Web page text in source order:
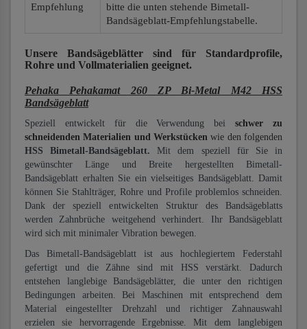
Empfehlung
bitte die unten stehende Bimetall-
Bandsägeblatt-Empfehlungstabelle.
Unsere Bandsägeblätter sind für Standardprofile,
Rohre und Vollmaterialien geeignet.
Pehaka Pehakamat 260 ZP Bi-Metal M42 HSS
Bandsägeblatt
Speziell entwickelt für die Verwendung beischwer zu
schneidenden Materialien und Werkstücken wie den folgenden
HSS Bimetall-Bandsägeblatt. Mit dem speziell für Sie in
gewünschter Länge und Breite hergestellten Bimetall-
Bandsägeblatt erhalten Sie ein vielseitiges Bandsägeblatt. Damit
können Sie Stahlträger, Rohre und Profile problemlos schneiden.
Dank der speziell entwickelten Struktur des Bandsägeblatts
werden Zahnbrüche weitgehend verhindert. Ihr Bandsägeblatt
wird sich mit minimaler Vibration bewegen.
Das Bimetall-Bandsägeblatt ist aus hochlegiertem Federstahl
gefertigt und die Zähne sind mit HSS verstärkt. Dadurch
entstehen langlebige Bandsägeblätter, die unter den richtigen
Bedingungen arbeiten. Bei Maschinen mit entsprechend dem
Material eingestellter Drehzahl und richtiger Zahnauswahl
erzielen sie hervorragende Ergebnisse. Mit dem langlebigen